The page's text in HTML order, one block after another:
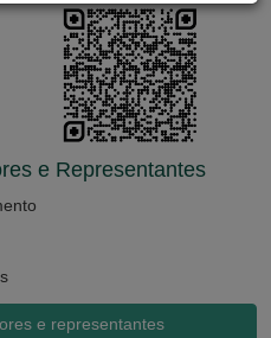
e Representantes
e representantes